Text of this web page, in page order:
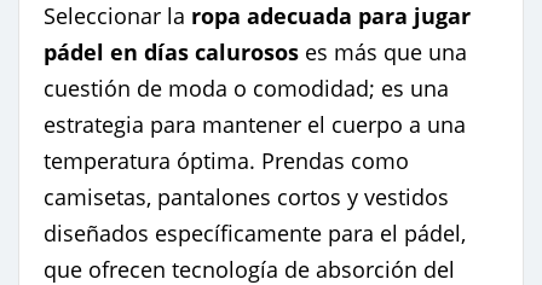
Seleccionar la ropa adecuada para jugar
pádel en días calurosos es más que una
cuestión de moda o comodidad; es una
estrategia para mantener el cuerpo a una
temperatura óptima. Prendas como
camisetas, pantalones cortos y vestidos
diseñados específicamente para el pádel,
que ofrecen tecnología de absorción del